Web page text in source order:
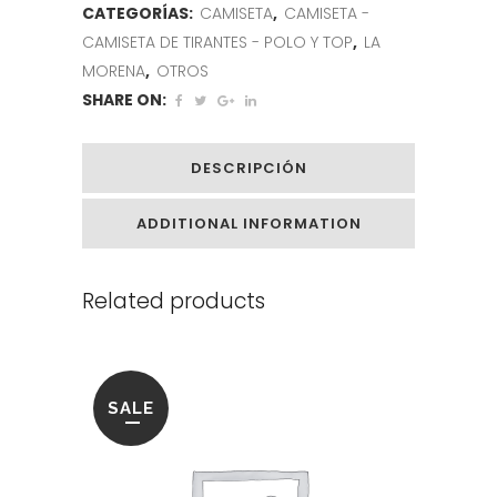
CATEGORÍAS: CAMISETA, CAMISETA -
CAMISETA DE TIRANTES - POLO Y TOP, LA
MORENA, OTROS
SHARE ON:
DESCRIPCIÓN
ADDITIONAL INFORMATION
Related products
SALE